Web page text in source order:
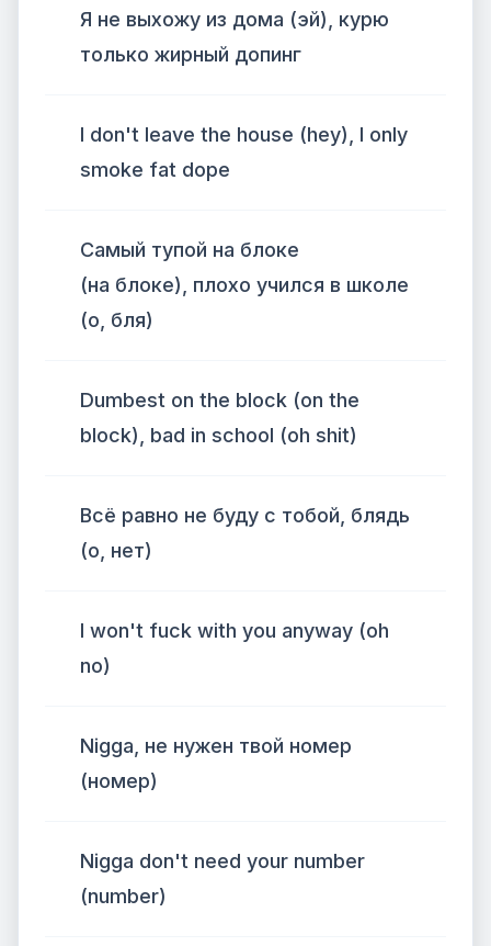
Я не выхожу из дома (эй), курю
только жирный допинг
I don't leave the house (hey), I only
smoke fat dope
Самый тупой на блоке
(на блоке), плохо учился в школе
(о, бля)
Dumbest on the block (on the
block), bad in school (oh shit)
Всё равно не буду с тобой, блядь
(о, нет)
I won't fuck with you anyway (oh
no)
Nigga, не нужен твой номер
(номер)
Nigga don't need your number
(number)